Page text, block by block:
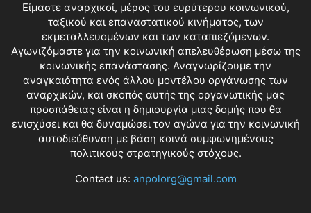
Είμαστε αναρχικοί, μέρος του ευρύτερου κοινωνικού,
ταξικού και επαναστατικού κινήματος, των
εκμεταλλευομένων και των καταπιεζόμενων.
Αγωνιζόμαστε για την κοινωνική απελευθέρωση μέσω της
κοινωνικής επανάστασης. Αναγνωρίζουμε την
αναγκαιότητα ενός άλλου μοντέλου οργάνωσης των
αναρχικών, και σκοπός αυτής της οργανωτικής μας
προσπάθειας είναι η δημιουργία μιας δομής που θα
ενισχύσει και θα δυναμώσει τον αγώνα για την κοινωνική
αυτοδιεύθυνση με βάση κοινά συμφωνημένους
πολιτικούς στρατηγικούς στόχους.
Contact us: anpolorg@gmail.com